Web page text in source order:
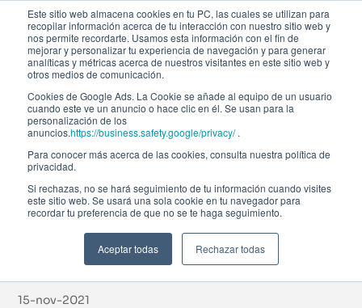
Este sitio web almacena cookies en tu PC, las cuales se utilizan para
recopilar información acerca de tu interacción con nuestro sitio web y
nos permite recordarte. Usamos esta información con el fin de
mejorar y personalizar tu experiencia de navegación y para generar
analíticas y métricas acerca de nuestros visitantes en este sitio web y
otros medios de comunicación.
Cookies de Google Ads. La Cookie se añade al equipo de un usuario
cuando este ve un anuncio o hace clic en él. Se usan para la
personalización de los
anuncios.https://business.safety.google/privacy/.
Para conocer más acerca de las cookies, consulta nuestra política de
privacidad.
Si rechazas, no se hará seguimiento de tu información cuando visites
este sitio web. Se usará una sola cookie en tu navegador para
recordar tu preferencia de que no se te haga seguimiento.
Aceptar todas Rechazar todas
Noticias
Dataset y DataFrame:
qué son y diferencias
en Big Data
15-nov-2021